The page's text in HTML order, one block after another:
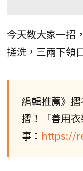
今天教大家一招
搓洗，三兩下領
編輯推薦》
摺！「善用
事： https://